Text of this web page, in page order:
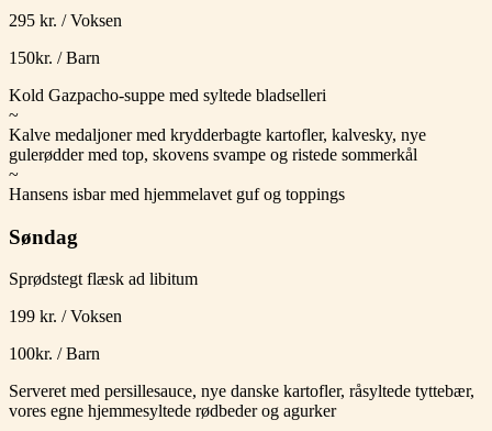
295 kr. / Voksen
150kr. / Barn
Kold Gazpacho-suppe med syltede bladselleri
~
Kalve medaljoner med krydderbagte kartofler, kalvesky, nye
gulerødder med top, skovens svampe og ristede sommerkål
~
Hansens isbar med hjemmelavet guf og toppings
Søndag
Sprødstegt flæsk ad libitum
199 kr. / Voksen
100kr. / Barn
Serveret med persillesauce, nye danske kartofler, råsyltede tyttebær,
vores egne hjemmesyltede rødbeder og agurker